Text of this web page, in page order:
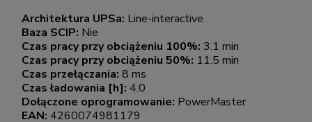
Architektura UPSa: Line-interactive
Baza SCIP: Nie
Czas pracy przy obciążeniu 100%: 3.1 min
Czas pracy przy obciążeniu 50%: 11.5 min
Czas przełączania: 8 ms
Czas ładowania [h]: 4.0
Dołączone oprogramowanie: PowerMaster
EAN: 4260074981179